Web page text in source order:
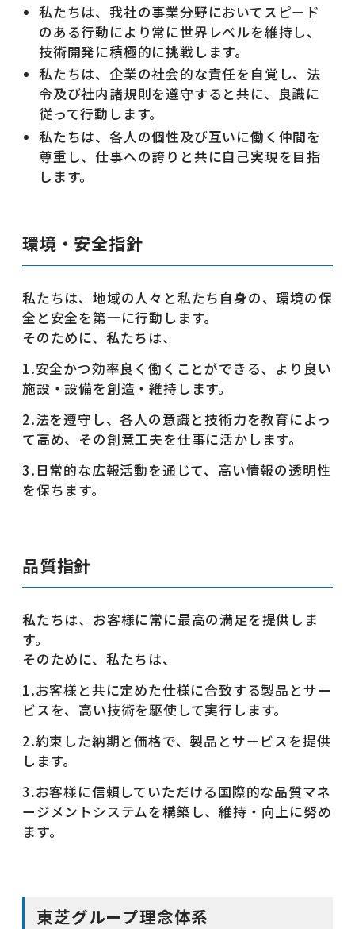
私たちは、我社の事業分野においてスピード
のある行動により常に世界レベルを維持し、
技術開発に積極的に挑戦します。
私たちは、企業の社会的な責任を自覚し、法
令及び社内諸規則を遵守すると共に、良識に
従って行動します。
私たちは、各人の個性及び互いに働く仲間を
尊重し、仕事への誇りと共に自己実現を目指
します。
環境・安全指針
私たちは、地域の人々と私たち自身の、環境の保
全と安全を第一に行動します。
そのために、私たちは、
1.安全かつ効率良く働くことができる、より良い
施設・設備を創造・維持します。
2.法を遵守し、各人の意識と技術力を教育によっ
て高め、その創意工夫を仕事に活かします。
3.日常的な広報活動を通じて、高い情報の透明性
を保ちます。
品質指針
私たちは、お客様に常に最高の満足を提供しま
す。
そのために、私たちは、
1.お客様と共に定めた仕様に合致する製品とサー
ビスを、高い技術を駆使して実行します。
2.約束した納期と価格で、製品とサービスを提供
します。
3.お客様に信頼していただける国際的な品質マネ
ージメントシステムを構築し、維持・向上に努め
ます。
東芝グループ理念体系